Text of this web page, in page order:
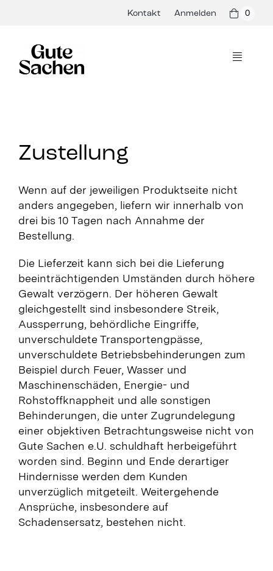
Kontakt Anmelden 0
Toggle
Presse & Events
Stay in Touch
Zustellung
Wenn auf der jeweiligen Produktseite nicht
anders angegeben, liefern wir innerhalb von
drei bis 10 Tagen nach Annahme der
Bestellung.
Die Lieferzeit kann sich bei die Lieferung
beeinträchtigenden Umständen durch höhere
Gewalt verzögern. Der höheren Gewalt
gleichgestellt sind insbesondere Streik,
Aussperrung, behördliche Eingriffe,
unverschuldete Transportengpässe,
unverschuldete Betriebsbehinderungen zum
Beispiel durch Feuer, Wasser und
Maschinenschäden, Energie- und
Rohstoffknappheit und alle sonstigen
Behinderungen, die unter Zugrundelegung
einer objektiven Betrachtungsweise nicht von
Gute Sachen e.U. schuldhaft herbeigeführt
worden sind. Beginn und Ende derartiger
Hindernisse werden dem Kunden
unverzüglich mitgeteilt. Weitergehende
Ansprüche, insbesondere auf
Schadensersatz, bestehen nicht.